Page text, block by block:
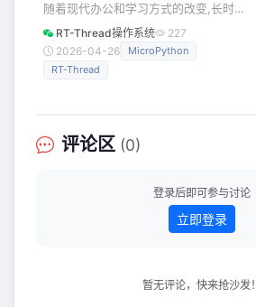
松应对多场景的电力电子应用开发。纳
芯微已开展NS800RT7P65D对于 RT-
Thread 的适配。 RT-Thread 联合纳芯
随着现代办公和学习方式的改变,长时间
坐在电脑前已成为常态。然而,不良的坐
姿习惯会导致各种健康问题,如颈椎病、
利用AI视觉技术实现实时坐姿体态检测,
能够自动识别5种常见的不良坐姿,并提
RT-Thread操作系统
227
2026-04-26
MicroPython
RT-Thread
评论区 (0)
登录后即可参与讨论
立即登录
暂无评论，快来抢沙发！